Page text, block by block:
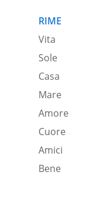
RIME
Vita
Sole
Casa
Mare
Amore
Cuore
Amici
Bene